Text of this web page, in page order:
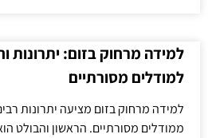
למידה מרחוק בזום: יתרונות
למודלים מסורתיים
למידה מרחוק בזום מציעה יתרונות
ממודלים מסורתיים. הראשון והבולט